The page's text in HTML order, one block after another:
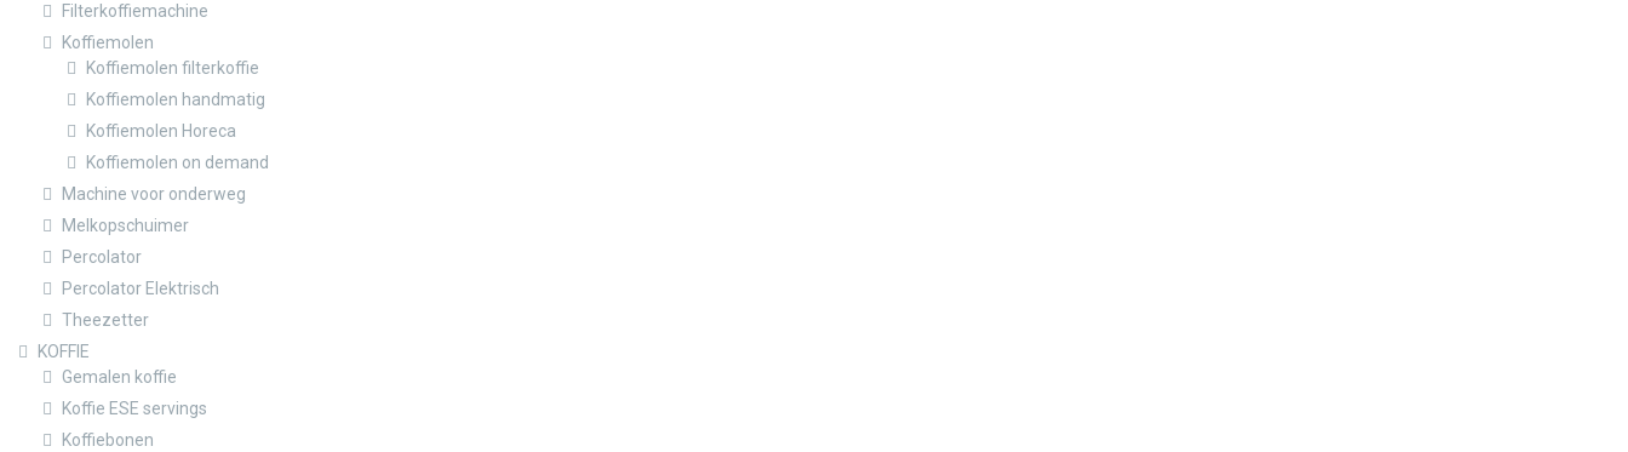
Filterkoffiemachine
Koffiemolen
Koffiemolen filterkoffie
Koffiemolen handmatig
Koffiemolen Horeca
Koffiemolen on demand
Machine voor onderweg
Melkopschuimer
Percolator
Percolator Elektrisch
Theezetter
KOFFIE
Gemalen koffie
Koffie ESE servings
Koffiebonen